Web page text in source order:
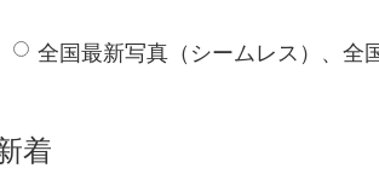
全国最新写真（シームレス）、全
着